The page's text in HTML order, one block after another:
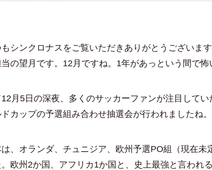
シンクロナスをご覧いただきありがとうございま
の望月です。12月ですね。1年があっという間で怖
月5日の深夜、多くのサッカーファンが注目してい
カップの予選組み合わせ抽選会が行われましたね。
、オランダ、チュニジア、欧州予選PO組（現在未
。欧州2か国、アフリカ1か国と、史上最強と言われ